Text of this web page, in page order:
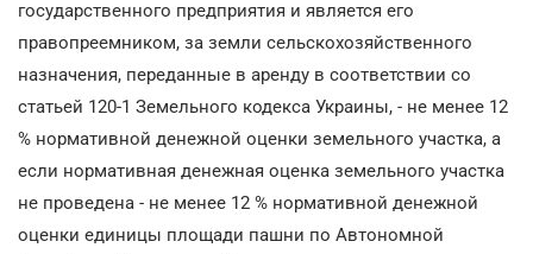
государственного предприятия и является его
правопреемником, за земли сельскохозяйственного
назначения, переданные в аренду в соответствии со
статьей 120-1 Земельного кодекса Украины, - не менее 12
% нормативной денежной оценки земельного участка, а
если нормативная денежная оценка земельного участка
не проведена - не менее 12 % нормативной денежной
оценки единицы площади пашни по Автономной